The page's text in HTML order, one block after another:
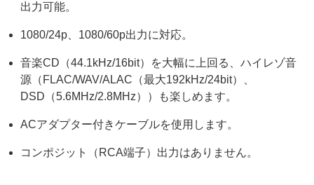
出力可能。
1080/24p、1080/60p出力に対応。
音楽CD（44.1kHz/16bit）を大幅に上回る、ハイレゾ音
源（FLAC/WAV/ALAC（最大192kHz/24bit）、
DSD（5.6MHz/2.8MHz））も楽しめます。
ACアダプター付きケーブルを使用します。
コンポジット（RCA端子）出力はありません。